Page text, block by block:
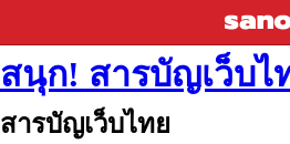
สนุก! สารบัญเว็บไ
สารบัญเว็บไทย